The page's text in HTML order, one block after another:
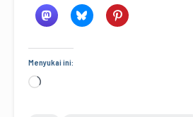
Menyukai ini:
Memuat...